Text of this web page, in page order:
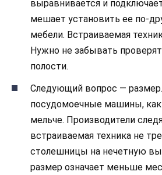
выравнивается и
мешает установить ее по-
мебели. Встраиваемая
Нужно не забывать
полости.
Следующий вопрос —
посудомоечные машины,
мельче. Производители
встраиваемая техника не
столешницы на нечетную
размер означает меньше